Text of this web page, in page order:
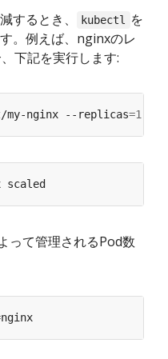
するとき、 kubectl
を
。例えば、nginxのレ
下記を実行します:
my-nginx --replicas=1
って管理されるPod数